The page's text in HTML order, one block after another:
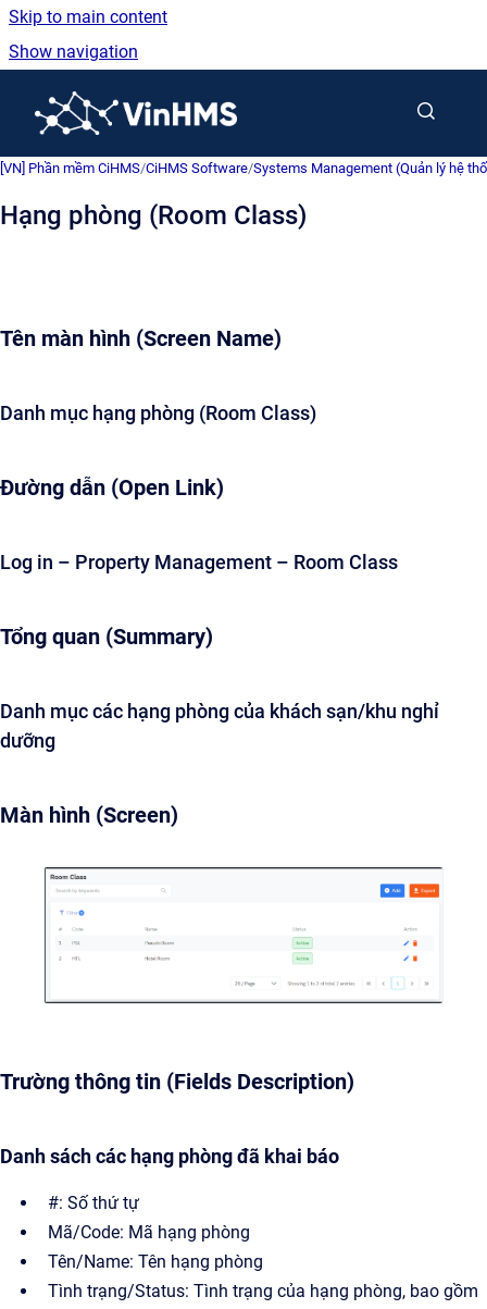
Skip to main content
Show navigation
[VN] Phần mềm CiHMS/CiHMS Software/Systems Management (Quản lý hệ
Hạng phòng (Room Class)
Tên màn hình (Screen Name)
Danh mục hạng phòng (Room Class)
Đường dẫn (Open Link)
Log in – Property Management – Room Class
Tổng quan (Summary)
Danh mục các hạng phòng của khách sạn/khu nghỉ
dưỡng
Màn hình (Screen)
Trường thông tin (Fields Description)
Danh sách các hạng phòng đã khai báo
#: Số thứ tự
Mã/Code: Mã hạng phòng
Tên/Name: Tên hạng phòng
Tình trạng/Status: Tình trạng của hạng phòng, bao gồm